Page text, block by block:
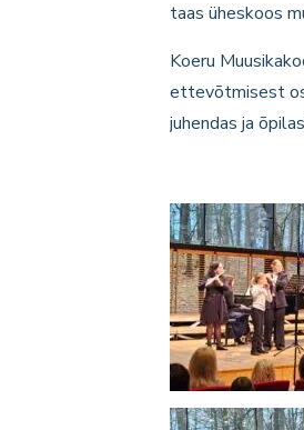
taas üheskoos
Koeru
ettevõtmisest
juhendas ja